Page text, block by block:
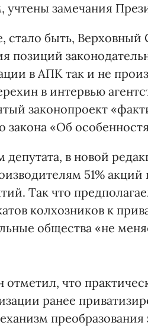
учтены замечания
стало быть, Верховный
позиций
в АПК так и не
в интервью
законопроект
закона «Об
депутата, в новой
51%
Так что
колхозников к
общества «не
отметил, что
ранее